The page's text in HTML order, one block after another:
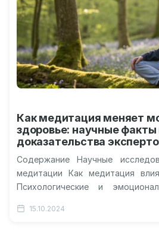
Как медитация меняет
здоровье: научные факты
доказательства
Содержание Научные
медитации Как медитация
Психологические и
давно привлекает внимание тех,…
15.10.2024